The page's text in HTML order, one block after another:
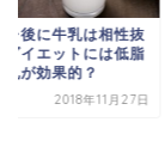
レ後に牛乳は相性抜
ダイエットには低脂
乳が効果的？
2018年11月27日